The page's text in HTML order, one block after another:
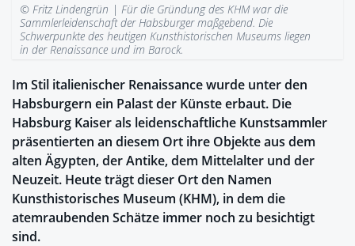
© Fritz Lindengrün | Für die Gründung des KHM war die
Sammlerleidenschaft der Habsburger maßgebend. Die
Schwerpunkte des heutigen Kunsthistorischen Museums liegen
in der Renaissance und im Barock.
Im Stil italienischer Renaissance wurde unter den
Habsburgern ein Palast der Künste erbaut. Die
Habsburg Kaiser als leidenschaftliche Kunstsammler
präsentierten an diesem Ort ihre Objekte aus dem
alten Ägypten, der Antike, dem Mittelalter und der
Neuzeit. Heute trägt dieser Ort den Namen
Kunsthistorisches Museum (KHM), in dem die
atemraubenden Schätze immer noch zu besichtigt
sind.